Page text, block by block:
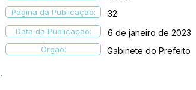
Página da Publicação: 32
Data da Publicação: 6 de janeiro de 2023
Órgão: Gabinete do Prefeito